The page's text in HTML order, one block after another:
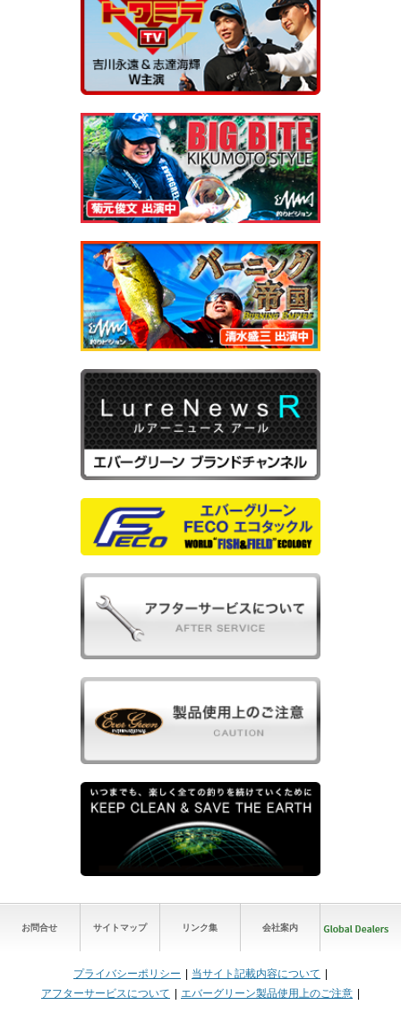
お問合せ サイトマップ リンク集 会社案内
プライバシーポリシー
当サイト記載内容について
アフターサービスについて
エバーグリーン製品使用上のご注意